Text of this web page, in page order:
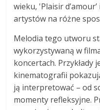
wieku, 'Plaisir
artystów na różne
Melodia tego utworu
wykorzystywaną w
koncertach. Przykłady
kinematografii
ją interpretować – od
momenty refleksyjne.